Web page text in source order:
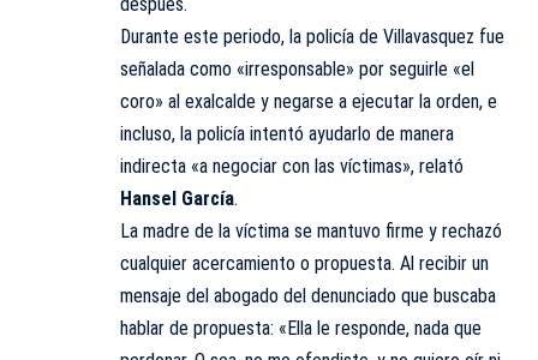
Durante este periodo, la policía de Villavasquez fue
señalada como «irresponsable» por seguirle «el
coro» al exalcalde y negarse a ejecutar la orden, e
incluso, la policía intentó ayudarlo de manera
indirecta «a negociar con las víctimas», relató
Hansel García.
La madre de la víctima se mantuvo firme y rechazó
cualquier acercamiento o propuesta. Al recibir un
mensaje del abogado del denunciado que buscaba
hablar de propuesta: «Ella le responde, nada que